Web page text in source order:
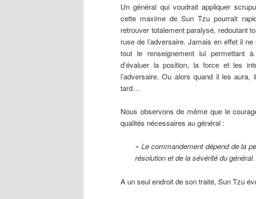
Un général qui voudrait appliquer
cette maxime de Sun Tzu pourrait
retrouver totalement paralysé, redoutant
ruse de l’adversaire. Jamais en effet il ne
tout le renseignement lui permettant
d’évaluer la position, la force et les
l’adversaire. Ou alors quand il les aura,
tard…
Nous observons de même que le
qualités nécessaires au général :
« Le commandement dépend de la
résolution et de la sévérité du général.
A un seul endroit de son traité, Sun Tzu